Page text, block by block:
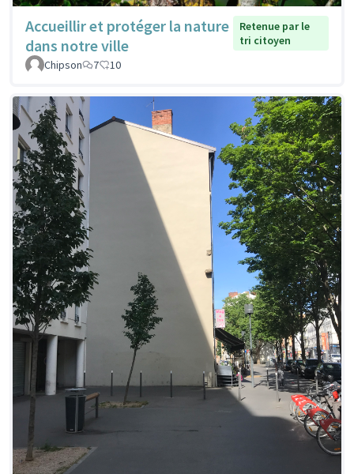
Accueillir et protéger la nature
dans notre ville
Retenue par le
tri citoyen
Chipson
7 10